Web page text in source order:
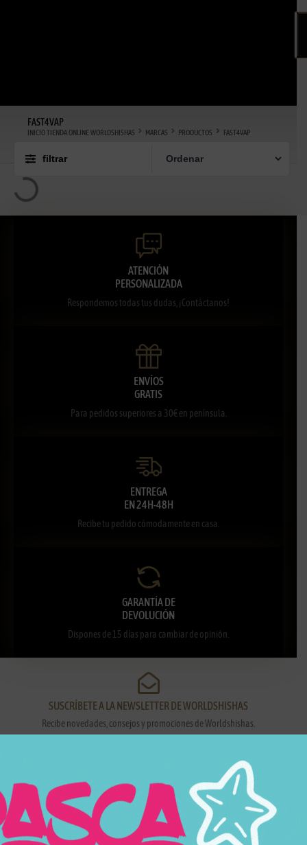
FAST4VAP
INICIO TIENDA ONLINE WORLDSHISHAS MARCAS PRODUCTOS FAST4VAP
filtrar
ATENCIÓN
PERSONALIZADA
Respondemos todas tus dudas, ¡Contáctanos!
ENVÍOS
GRATIS
Para pedidos superiores a 30€ en península.
ENTREGA
EN 24H-48H
Recibe tu pedido cómodamente en casa.
GARANTÍA DE
DEVOLUCIÓN
Dispones de 15 días para cambiar de opinión.
SUSCRÍBETE A LA NEWSLETTER DE WORLDSHISHAS
Recibe novedades, consejos y promociones de Worldshishas.
Correo electrónico